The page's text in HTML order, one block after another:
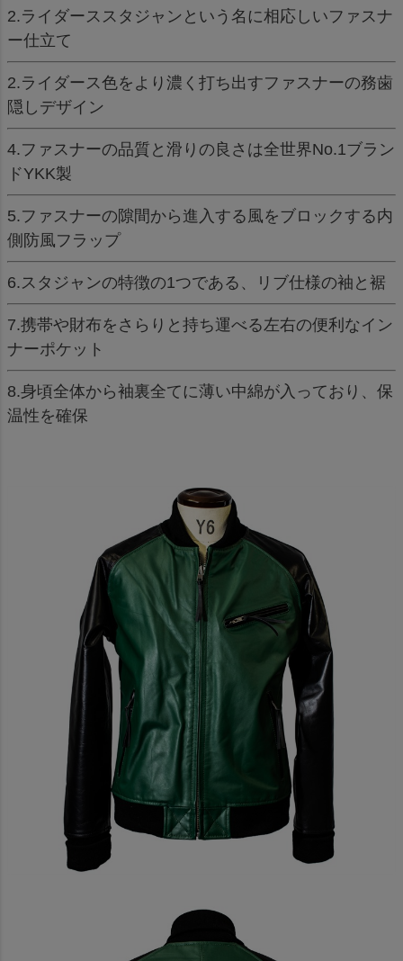
2.ライダーススタジャンという名に相応しいファスナ
ー仕立て
2.ライダース色をより濃く打ち出すファスナーの務歯
隠しデザイン
4.ファスナーの品質と滑りの良さは全世界No.1ブラン
ドYKK製
5.ファスナーの隙間から進入する風をブロックする内
側防風フラップ
6.スタジャンの特徴の1つである、リブ仕様の袖と裾
7.携帯や財布をさらりと持ち運べる左右の便利なイン
ナーポケット
8.身頃全体から袖裏全てに薄い中綿が入っており、保
温性を確保